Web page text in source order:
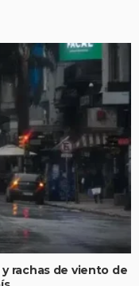
rachas de viento de